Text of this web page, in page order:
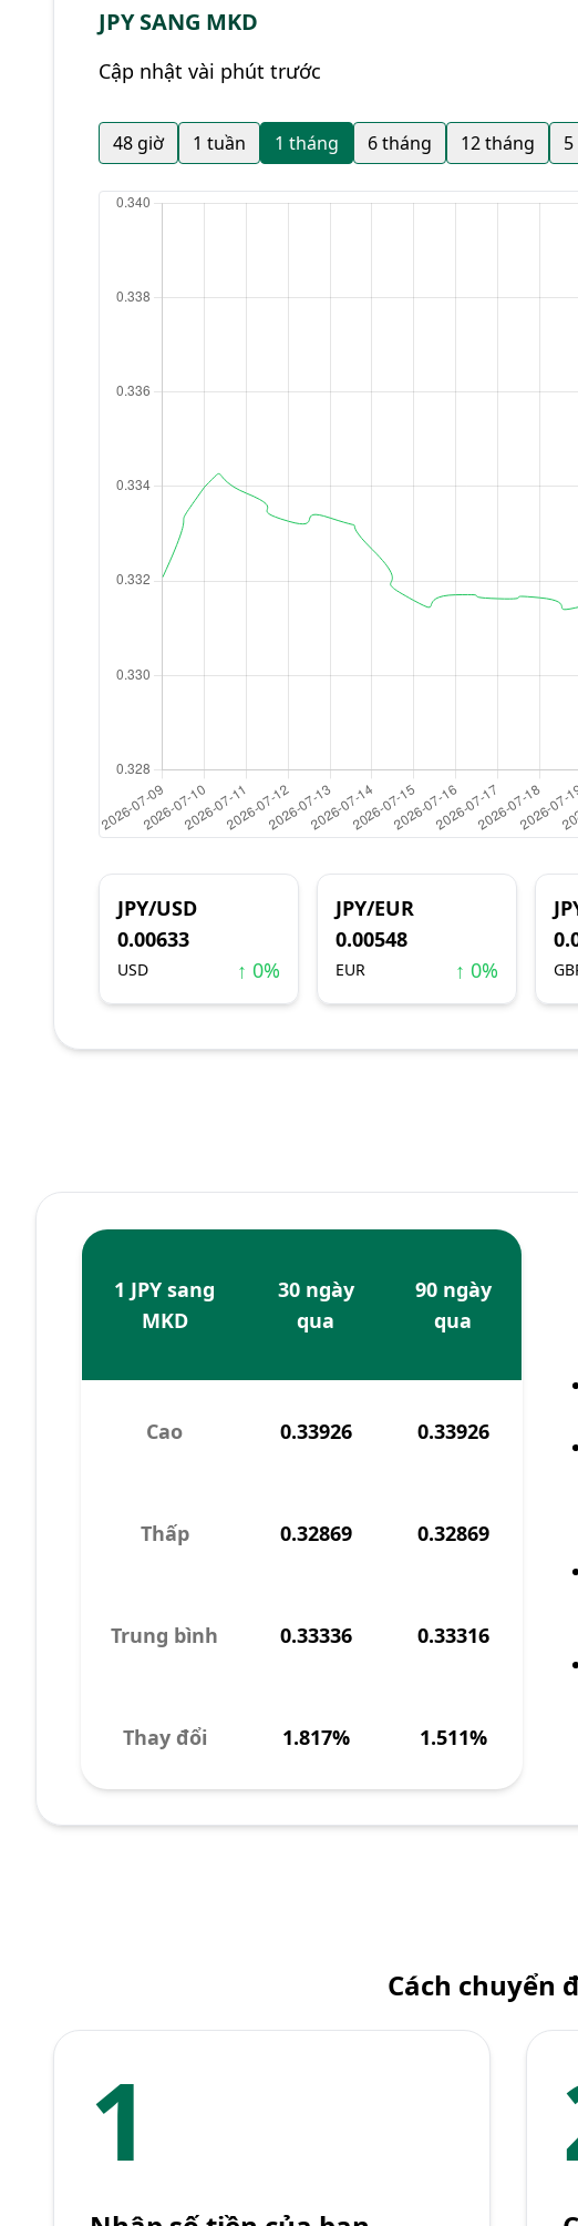
JPY SANG MKD
Cập nhật vài phút trước
48 giờ 1 tuần 1 tháng 6 tháng 12 tháng
JPY/USD
0.00633
USD ↑ 0%
JPY/EUR
0.00548
EUR ↑ 0%
1 JPY sang
MKD
30 ngày
qua
90 ngày
qua
Cao 0.33926 0.33926
Thấp 0.32869 0.32869
Trung bình 0.33336 0.33316
Thay đổi 1.817% 1.511%
Cách chuyển
1